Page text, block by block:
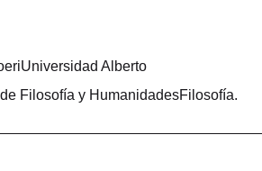
Alberto
Filosofía y HumanidadesFilosofía.